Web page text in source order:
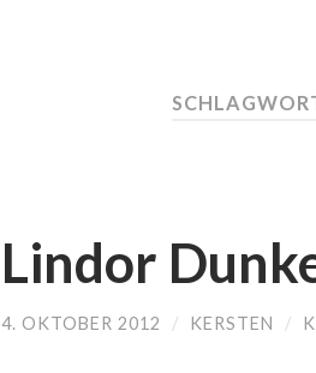
Lindor
4. OKTOBER 2012 / KERSTEN /